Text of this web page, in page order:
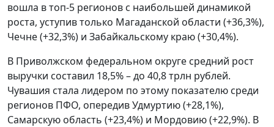
вошла в топ-5 регионов с наибольшей динамикой
роста, уступив только Магаданской области (+36,3%),
Чечне (+32,3%) и Забайкальскому краю (+30,4%).
В Приволжском федеральном округе средний рост
выручки составил 18,5% – до 40,8 трлн рублей.
Чувашия стала лидером по этому показателю среди
регионов ПФО, опередив Удмуртию (+28,1%),
Самарскую область (+23,4%) и Мордовию (+22,9%). В